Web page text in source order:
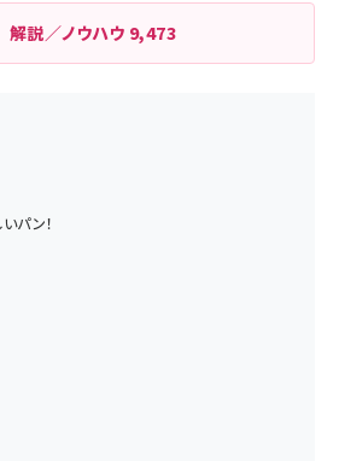
解説／ノウハウ 9,473
パン！